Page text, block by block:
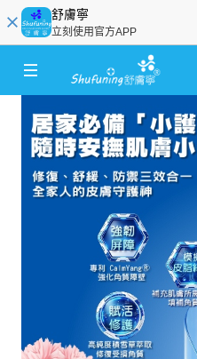
舒膚寧
立刻使用官方APP